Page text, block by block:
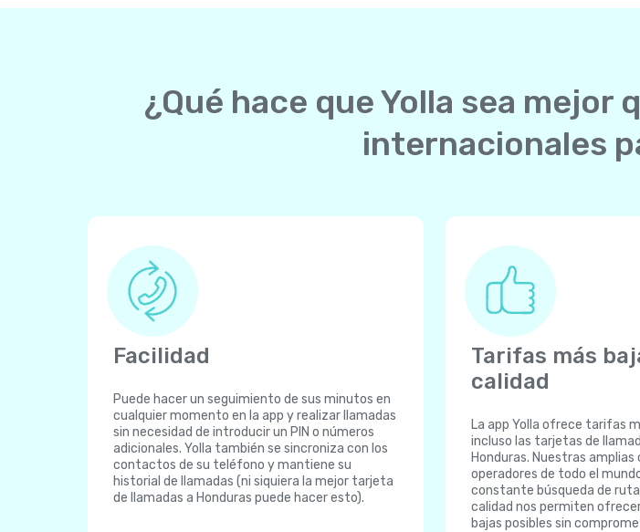
¿Qué hace que Yolla sea
internacionales
Facilidad
Puede hacer un seguimiento de sus minutos en
cualquier momento en la app y realizar llamadas
sin necesidad de introducir un PIN o números
adicionales. Yolla también se sincroniza con los
contactos de su teléfono y mantiene su
historial de llamadas (ni siquiera la mejor tarjeta
de llamadas a Honduras puede hacer esto).
Tarifas más
calidad
La app Yolla ofrece tarifas
incluso las tarjetas de
Honduras. Nuestras amplias
operadores de todo el
constante búsqueda de
calidad nos permiten
bajas posibles sin